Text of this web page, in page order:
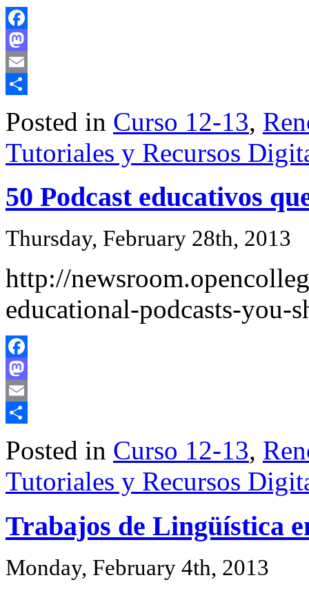
Facebook
Mastodon
Email
Posted in Curso 12-13,
Tutoriales y Recursos
50 Podcast educativos
Thursday, February 28th, 2013
http://
educational-podcasts-you-
Facebook
Mastodon
Email
Posted in Curso 12-13,
Tutoriales y Recursos
Trabajos de Lingüística
Monday, February 4th, 2013